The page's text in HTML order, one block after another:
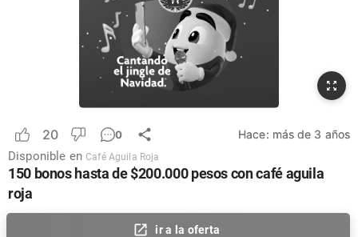
20 0 Hace: más de 3 años
Disponible en Café Aguila Roja
150 bonos hasta de $200.000 pesos con café aguila
roja
ir a la oferta